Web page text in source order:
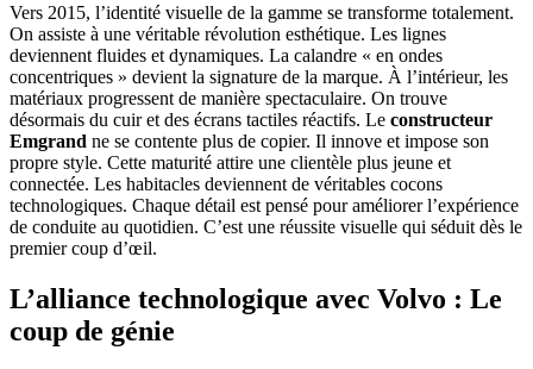
Vers 2015, l’identité visuelle de la gamme se transforme totalement.
On assiste à une véritable révolution esthétique. Les lignes
deviennent fluides et dynamiques. La calandre « en ondes
concentriques » devient la signature de la marque. À l’intérieur, les
matériaux progressent de manière spectaculaire. On trouve
désormais du cuir et des écrans tactiles réactifs. Le constructeur
Emgrand ne se contente plus de copier. Il innove et impose son
propre style. Cette maturité attire une clientèle plus jeune et
connectée. Les habitacles deviennent de véritables cocons
technologiques. Chaque détail est pensé pour améliorer l’expérience
de conduite au quotidien. C’est une réussite visuelle qui séduit dès le
premier coup d’œil.
L’alliance technologique avec Volvo : Le
coup de génie